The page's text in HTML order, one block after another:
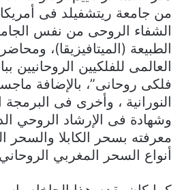
من جامعة ريتشفيلد فى
الشفاء الروحى من نفس
الطبيعة (الميتافيزيقا)،
العالمى للفلكيين الروحانيين
فلكى روحانى”، بالإضافة
النورانية ، وأخرى فى البرمجة
وشهادة فى الإرشاد الروحي
معرفته بسحر الكابلا والسحر
أنواع السحر المغربي